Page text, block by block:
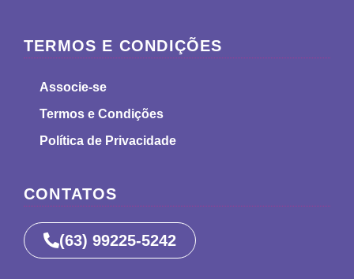
TERMOS E CONDIÇÕES
Associe-se
Termos e Condições
Política de Privacidade
CONTATOS
(63) 99225-5242